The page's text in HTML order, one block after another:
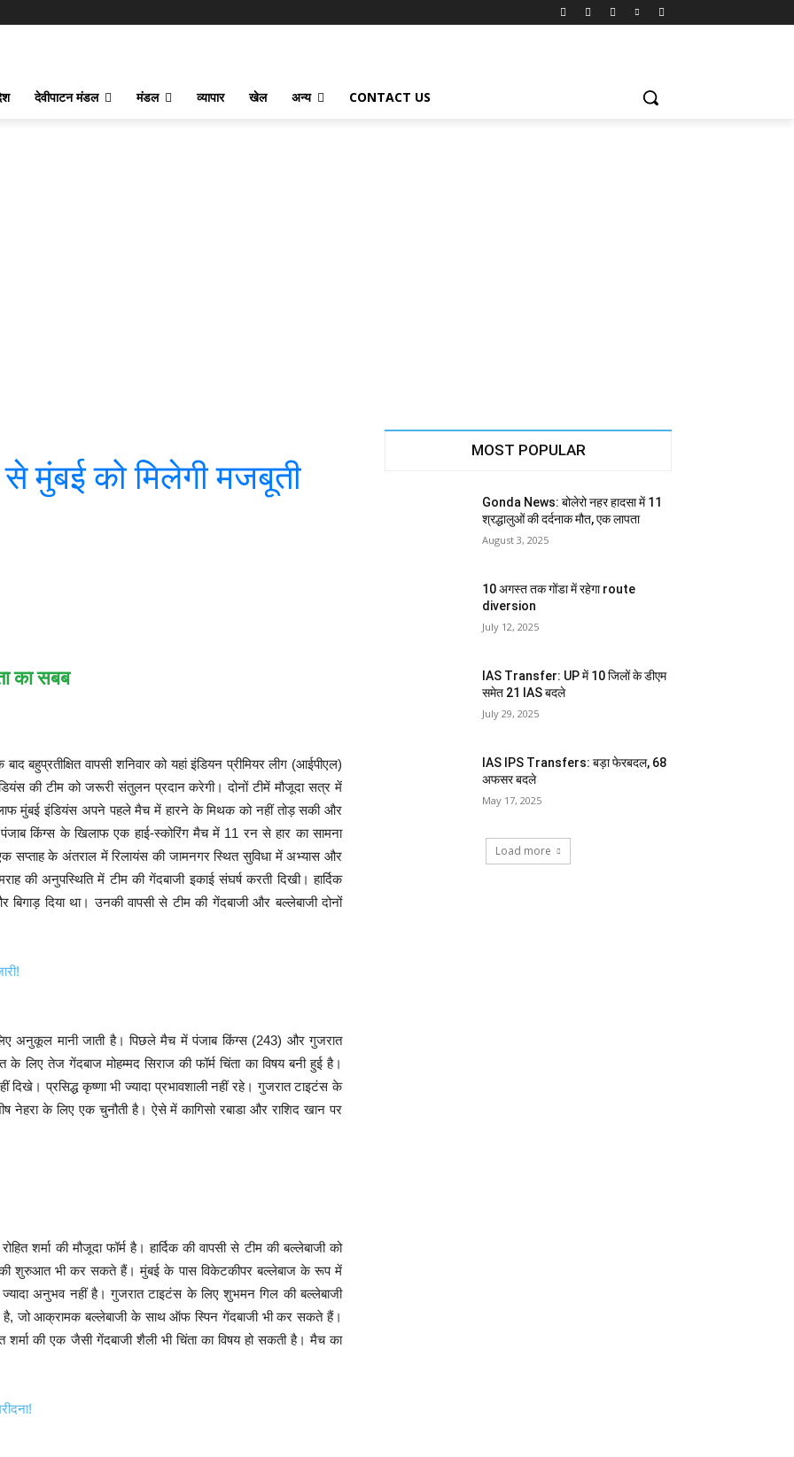
देवीपाटन मंडल मंडल व्यापार खेल अन्य CONTACT US
से मुंबई को मिलेगी मजबूती
का सबब
बहुप्रतीक्षित वापसी शनिवार को यहां इंडियन प्रीमियर लीग (आईपीएल)
की टीम को जरूरी संतुलन प्रदान करेगी। दोनों टीमें मौजूदा सत्र में
मुंबई इंडियंस अपने पहले मैच में हारने के मिथक को नहीं तोड़ सकी और
किंग्स के खिलाफ एक हाई-स्कोरिंग मैच में 11 रन से हार का सामना
के अंतराल में रिलायंस की जामनगर स्थित सुविधा में अभ्यास और
की अनुपस्थिति में टीम की गेंदबाजी इकाई संघर्ष करती दिखी। हार्दिक
दिया था। उनकी वापसी से टीम की गेंदबाजी और बल्लेबाजी दोनों
अनुकूल मानी जाती है। पिछले मैच में पंजाब किंग्स (243) और गुजरात
तेज गेंदबाज मोहम्मद सिराज की फॉर्म चिंता का विषय बनी हुई है।
प्रसिद्ध कृष्णा भी ज्यादा प्रभावशाली नहीं रहे। गुजरात टाइटंस के
नेहरा के लिए एक चुनौती है। ऐसे में कागिसो रबाडा और राशिद खान पर
शर्मा की मौजूदा फॉर्म है। हार्दिक की वापसी से टीम की बल्लेबाजी को
शुरुआत भी कर सकते हैं। मुंबई के पास विकेटकीपर बल्लेबाज के रूप में
अनुभव नहीं है। गुजरात टाइटंस के लिए शुभमन गिल की बल्लेबाजी
है, जो आक्रामक बल्लेबाजी के साथ ऑफ स्पिन गेंदबाजी भी कर सकते हैं।
की एक जैसी गेंदबाजी शैली भी चिंता का विषय हो सकती है। मैच का
MOST POPULAR
Gonda News: बोलेरो नहर हादसा में 11
श्रद्धालुओं की दर्दनाक मौत, एक लापता
August 3, 2025
10 अगस्त तक गोंडा में रहेगा route
diversion
July 12, 2025
IAS Transfer: UP में 10 जिलों के डीएम
समेत 21 IAS बदले
July 29, 2025
IAS IPS Transfers: बड़ा फेरबदल, 68
अफसर बदले
May 17, 2025
Load more